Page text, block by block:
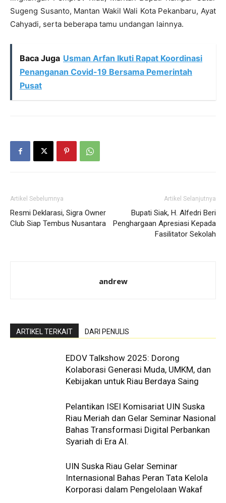
Sugeng Susanto, Mantan Wakil Wali Kota Pekanbaru, Ayat
Cahyadi, serta beberapa tamu undangan lainnya.
Baca Juga Usman Arfan Ikuti Rapat Koordinasi
Penanganan Covid-19 Bersama Pemerintah
Pusat
Artikel Sebelumnya
Resmi Deklarasi, Sigra Owner
Club Siap Tembus Nusantara
Artikel Selanjutnya
Bupati Siak, H. Alfedri Beri
Penghargaan Apresiasi Kepada
Fasilitator Sekolah
andrew
ARTIKEL TERKAIT DARI PENULIS
EDOV Talkshow 2025: Dorong
Kolaborasi Generasi Muda, UMKM, dan
Kebijakan untuk Riau Berdaya Saing
Pelantikan ISEI Komisariat UIN Suska
Riau Meriah dan Gelar Seminar Nasional
Bahas Transformasi Digital Perbankan
Syariah di Era AI.
UIN Suska Riau Gelar Seminar
Internasional Bahas Peran Tata Kelola
Korporasi dalam Pengelolaan Wakaf